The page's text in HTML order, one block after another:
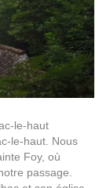
le-haut
le-haut. Nous
Foy, où
passage.